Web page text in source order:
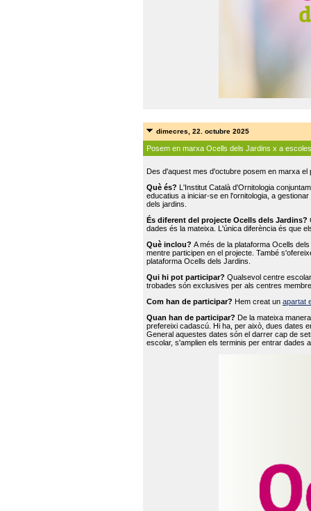
dimecres, 22. octubre 2025
Posem en marxa Ocells dels Jardins x a escoles
Des d'aquest mes d'octubre posem en marxa
Què és? L'Institut Català d'Ornitologia
educatius a iniciar-se en l'ornitologia, a
dels jardins.
És diferent del projecte Ocells dels Jardins?
dades és la mateixa. L'única diferència és que
Què inclou? A més de la plataforma Ocells
mentre participen en el projecte. També
plataforma Ocells dels Jardins.
Qui hi pot participar? Qualsevol centre
trobades són exclusives per als centres
Com han de participar? Hem creat un apartat
Quan han de participar? De la mateixa
prefereixi cadascú. Hi ha, per això, dues dates
General aquestes dates són el darrer cap de
escolar, s'amplien els terminis per entrar dades